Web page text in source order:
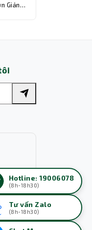
Giản,
Hotline: 19006078
(8h-18h30)
Tư vấn Zalo
(8h-18h30)